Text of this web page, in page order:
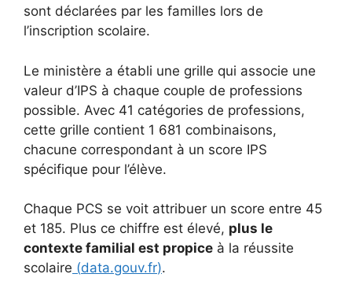
sont déclarées par les familles lors de
l’inscription scolaire.
Le ministère a établi une grille qui associe une
valeur d’IPS à chaque couple de professions
possible. Avec 41 catégories de professions,
cette grille contient 1 681 combinaisons,
chacune correspondant à un score IPS
spécifique pour l’élève.
Chaque PCS se voit attribuer un score entre 45
et 185. Plus ce chiffre est élevé, plus le
contexte familial est propice à la réussite
scolaire (data.gouv.fr).